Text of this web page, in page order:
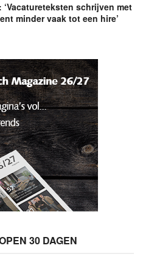
‘Vacatureteksten schrijven met
minder vaak tot een hire’
30 DAGEN